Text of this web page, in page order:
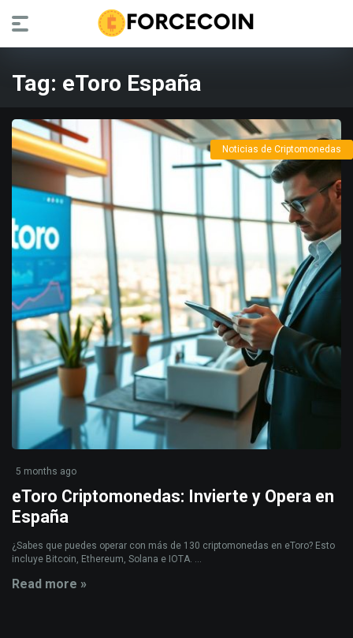
Tag: eToro España
Noticias de Criptomonedas
5 months ago
eToro Criptomonedas: Invierte y Opera en
España
¿Sabes que puedes operar con más de 130 criptomonedas en eToro? Esto
incluye Bitcoin, Ethereum, Solana e IOTA. ...
Read more »